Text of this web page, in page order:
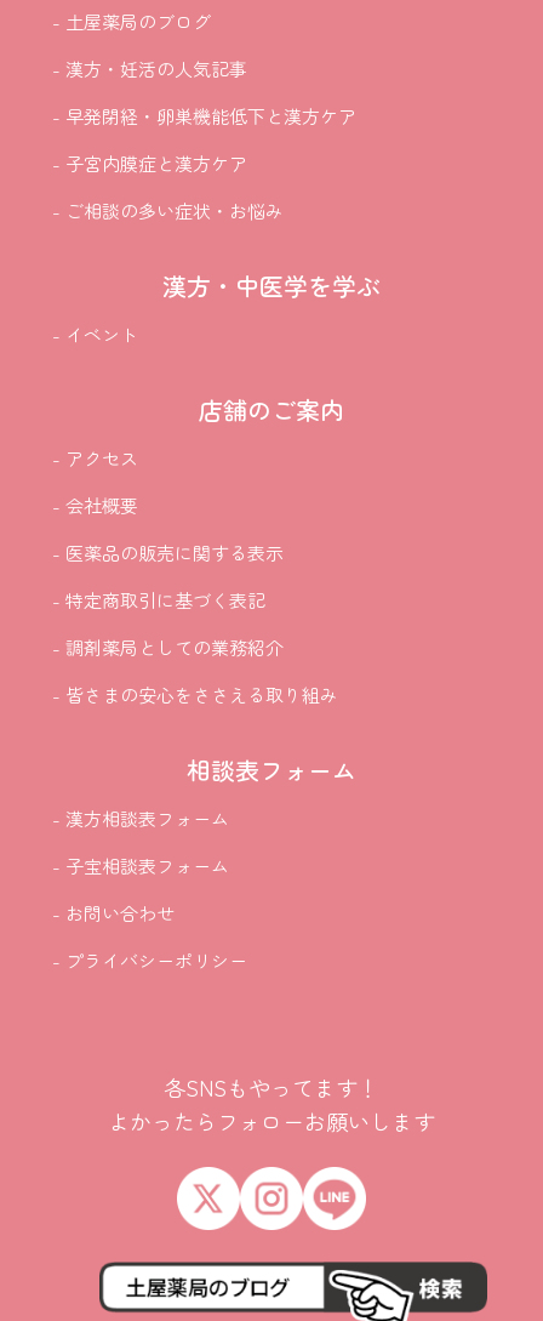
- 土屋薬局のブログ
- 漢方・妊活の人気記事
- 早発閉経・卵巣機能低下と漢方ケア
- 子宮内膜症と漢方ケア
- ご相談の多い症状・お悩み
漢方・中医学を学ぶ
- イベント
店舗のご案内
- アクセス
- 会社概要
- 医薬品の販売に関する表示
- 特定商取引に基づく表記
- 調剤薬局としての業務紹介
- 皆さまの安心をささえる取り組み
相談表フォーム
- 漢方相談表フォーム
- 子宝相談表フォーム
- お問い合わせ
- プライバシーポリシー
各SNSもやってます！
よかったらフォローお願いします